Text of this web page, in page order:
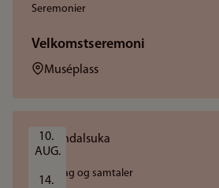
Seremonier
Velkomstseremoni
Sted:Muséplass
10.
AUG.
14.
Foredrag og samtaler